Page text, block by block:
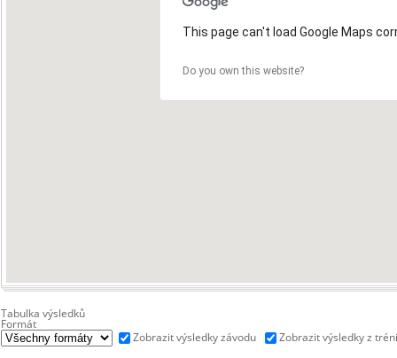
This page can't load Google Maps
Do you own this website?
Tabulka výsledků
Formát
Zobrazit výsledky závodu
Zobrazit výsledky z